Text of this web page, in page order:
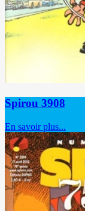
Spirou 3908
En savoir plus...